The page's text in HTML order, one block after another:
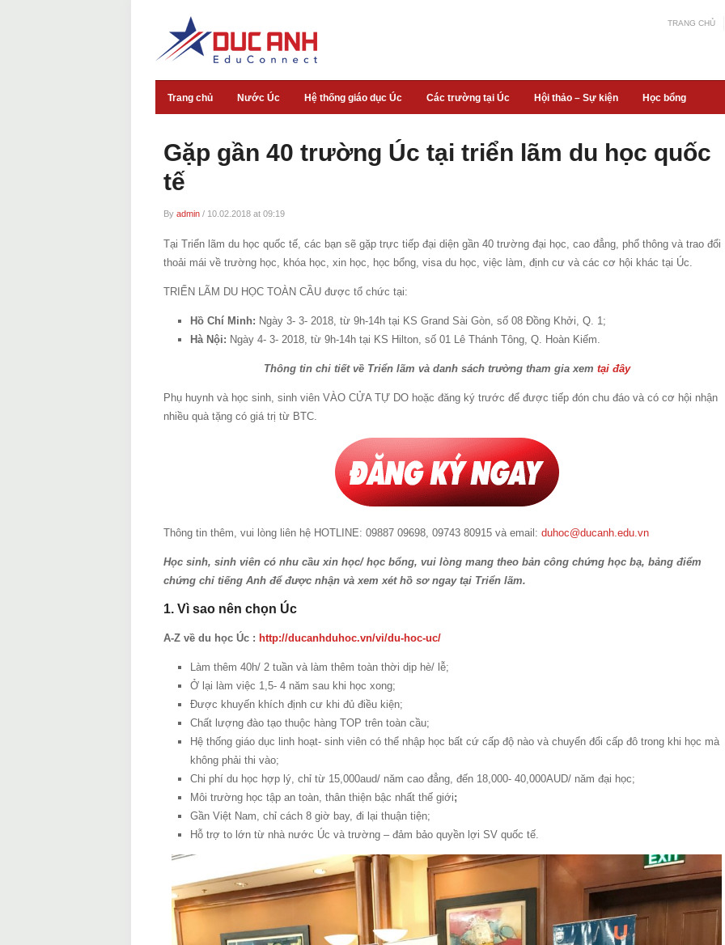
TRANG CHỦ
Trang chủ Nước Úc Hệ thống giáo dục Úc Các trường tại Úc Hội thảo – Sự kiện Học bổng
Gặp gần 40 trường Úc tại triển lãm du học quốc
tế
By admin / 10.02.2018 at 09:19
Tại Triển lãm du học quốc tế, các bạn sẽ gặp trực tiếp đại diện gần 40 trường đại học, cao đẳng, phổ thông và trao đổi
thoải mái về trường học, khóa học, xin học, học bổng, visa du học, việc làm, định cư và các cơ hội khác tại Úc.
TRIỂN LÃM DU HỌC TOÀN CẦU được tổ chức tại:
Hồ Chí Minh: Ngày 3- 3- 2018, từ 9h-14h tại KS Grand Sài Gòn, số 08 Đồng Khởi, Q. 1;
Hà Nội: Ngày 4- 3- 2018, từ 9h-14h tại KS Hilton, số 01 Lê Thánh Tông, Q. Hoàn Kiếm.
Thông tin chi tiết về Triển lãm và danh sách trường tham gia xem tại đây
Phụ huynh và học sinh, sinh viên VÀO CỬA TỰ DO hoặc đăng ký trước để được tiếp đón chu đáo và có cơ hội nhận
nhiều quà tặng có giá trị từ BTC.
Thông tin thêm, vui lòng liên hệ HOTLINE: 09887 09698, 09743 80915 và email: duhoc@ducanh.edu.vn
Học sinh, sinh viên có nhu cầu xin học/ học bổng, vui lòng mang theo bản công chứng học bạ, bảng điểm
chứng chỉ tiếng Anh để được nhận và xem xét hồ sơ ngay tại Triển lãm.
1. Vì sao nên chọn Úc
A-Z về du học Úc : http://ducanhduhoc.vn/vi/du-hoc-uc/
Làm thêm 40h/ 2 tuần và làm thêm toàn thời dịp hè/ lễ;
Ở lại làm việc 1,5- 4 năm sau khi học xong;
Được khuyến khích định cư khi đủ điều kiện;
Chất lượng đào tạo thuộc hàng TOP trên toàn cầu;
Hệ thống giáo dục linh hoạt- sinh viên có thể nhập học bất cứ cấp độ nào và chuyển đổi cấp đô trong khi học mà
không phải thi vào;
Chi phí du học hợp lý, chỉ từ 15,000aud/ năm cao đẳng, đến 18,000- 40,000AUD/ năm đại học;
Môi trường học tập an toàn, thân thiện bậc nhất thế giới;
Gần Việt Nam, chỉ cách 8 giờ bay, đi lại thuận tiện;
Hỗ trợ to lớn từ nhà nước Úc và trường – đảm bảo quyền lợi SV quốc tế.